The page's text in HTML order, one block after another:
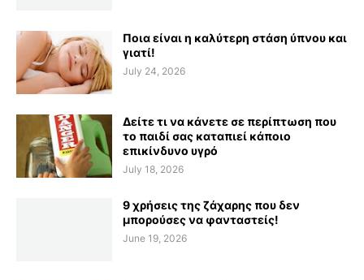
Ποια είναι η καλύτερη στάση ύπνου και
γιατί!
July 24, 2026
Δείτε τι να κάνετε σε περίπτωση που
το παιδί σας καταπιεί κάποιο
επικίνδυνο υγρό
July 18, 2026
9 χρήσεις της ζάχαρης που δεν
μπορούσες να φανταστείς!
June 19, 2026